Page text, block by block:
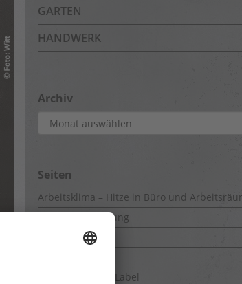
GARTEN
HANDWERK
Archiv
Archiv
Seiten
Arbeitsklima – Hitze in Büro und
Bauwerkstrocknung
CM-Messung
Energieeffizienz-Label